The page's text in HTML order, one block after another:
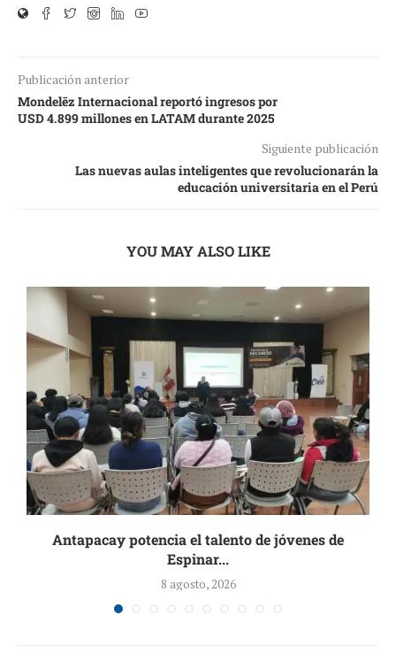
Publicación anterior
Mondelēz Internacional reportó ingresos por
USD 4.899 millones en LATAM durante 2025
Siguiente publicación
Las nuevas aulas inteligentes que revolucionarán la
educación universitaria en el Perú
YOU MAY ALSO LIKE
Antapacay potencia el talento de jóvenes de
Espinar...
8 agosto, 2026